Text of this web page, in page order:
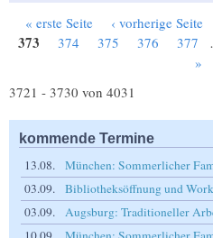
Seiten
« erste Seite ‹ vorherige Seite
373 374 375 376 377
»
3721 - 3730 von 4031
kommende Termine
13.08.
München: Sommerlicher
03.09.
Bibliotheksöffnung und
03.09.
Augsburg: Traditioneller